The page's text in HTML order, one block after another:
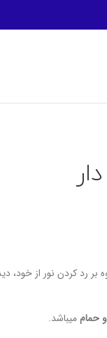
رد کردن نور از خود،
حماممیباشد.